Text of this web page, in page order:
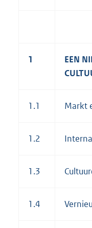
1
EEN
1.1 Markt
1.2
1.3
1.4